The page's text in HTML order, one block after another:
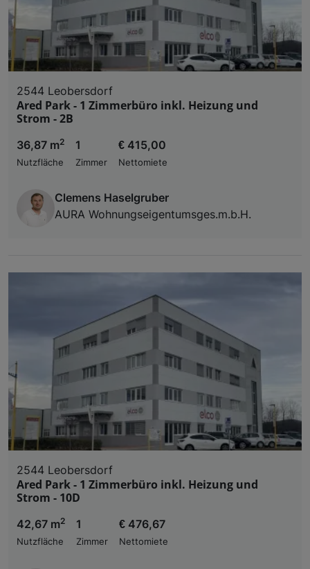
2544 Leobersdorf
Ared Park - 1 Zimmerbüro inkl. Heizung und
Strom - 2B
36,87 m2
Nutzfläche
1
Zimmer
€ 415,00
Nettomiete
Clemens Haselgruber
AURA Wohnungseigentumsges.m.b.H.
2544 Leobersdorf
Ared Park - 1 Zimmerbüro inkl. Heizung und
Strom - 10D
42,67 m2
Nutzfläche
1
Zimmer
€ 476,67
Nettomiete